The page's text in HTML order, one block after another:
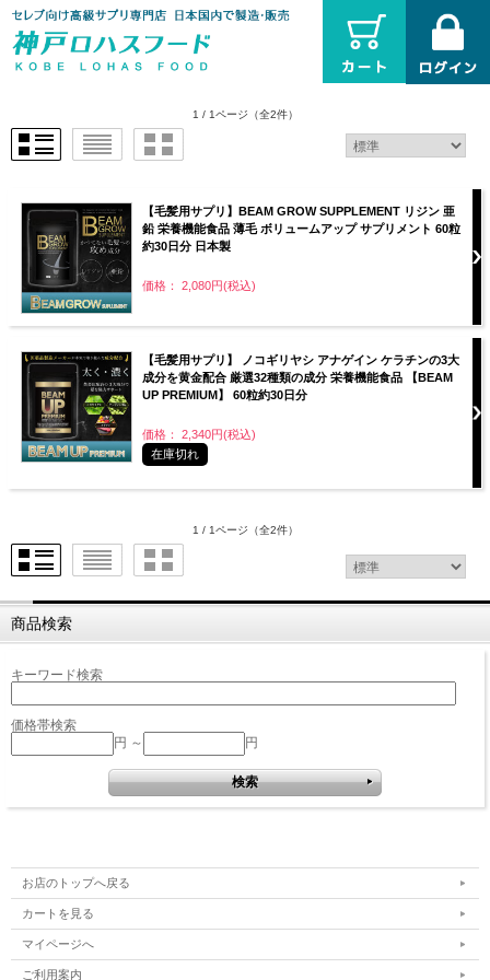
1 / 1ページ （全2件）
【毛髪用サプリ】BEAM GROW SUPPLEMENT リジン 亜
鉛 栄養機能食品 薄毛 ボリュームアップ サプリメント 60粒
約30日分 日本製
価格： 2,080円(税込)
【毛髪用サプリ】 ノコギリヤシ アナゲイン ケラチンの3大
成分を黄金配合 厳選32種類の成分 栄養機能食品 【BEAM
UP PREMIUM】 60粒約30日分
価格： 2,340円(税込)
在庫切れ
1 / 1ページ （全2件）
商品検索
キーワード検索
価格帯検索
円 ～
円
お店のトップへ戻る
カートを見る
マイページへ
ご利用案内